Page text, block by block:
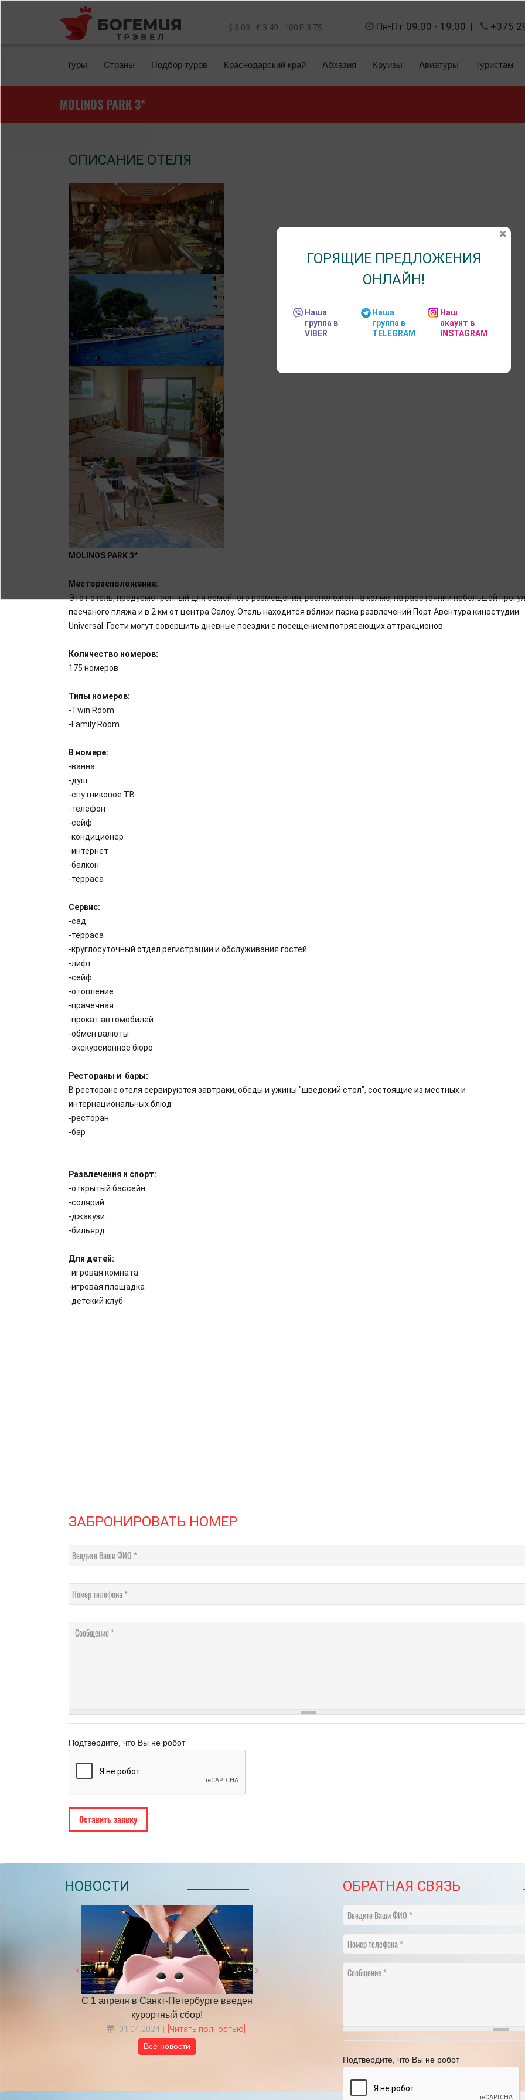
Перейти к основному содержанию
$ 3.03 € 3.49 100₽ 3.75 Пн-Пт 09:00 - 19:00 | +375
Туры Страны Подбор туров Краснодарский край Абхазия Круизы Авиатуры Туристам
MOLINOS PARK 3*
ОПИСАНИЕ ОТЕЛЯ
MOLINOS PARK3*
Месторасположение:
Этот отель, предусмотренный для семейного размещения, расположен на холме, на расстоянии небольшой
песчаного пляжа и в 2 км от центра Салоу. Отель находится вблизи парка развлечений Порт Авентура киностудии
Universal. Гости могут совершить дневные поездки с посещением потрясающих аттракционов.
Количество номеров:
175 номеров
Типы номеров:
-Twin Room
-Family Room
В номере:
-ванна
-душ
-спутниковое ТВ
-телефон
-сейф
-кондиционер
-интернет
-балкон
-терраса
Сервис:
-сад
-терраса
-круглосуточный отдел регистрации и обслуживания гостей
-лифт
-сейф
-отопление
-прачечная
-прокат автомобилей
-обмен валюты
-экскурсионное бюро
Рестораны и бары:
В ресторане отеля сервируются завтраки, обеды и ужины "шведский стол", состоящие из местных и
интернациональных блюд
-ресторан
-бар
Развлечения и спорт:
-открытый бассейн
-солярий
-джакузи
-бильярд
Для детей:
-игровая комната
-игровая площадка
-детский клуб
ЗАБРОНИРОВАТЬ НОМЕР
Введите Ваши ФИО
Номер телефона
Сообщение
Подтвердите, что Вы не робот
НОВОСТИ
​НА ЧТО ОБРАТИТЬ ВНИМАНИЕ
ВЫБИРАЯ ТУР В ПИТЕР?
18.05.2022 [Читать полностью]
[Читать полностью]
Все новости
ОБРАТНАЯ СВЯЗЬ
Введите Ваши ФИО
Номер телефона
Сообщение
Подтвердите, что Вы не робот
ГОРЯЩИЕ ПРЕДЛОЖЕНИЯ
ОНЛАЙН!
Наша
группа в
VIBER
Наша
группа в
TELEGRAM
Наш
акаунт в
INSTAGRAM